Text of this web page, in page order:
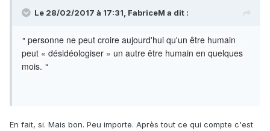
Le 28/02/2017 à 17:31, FabriceM a dit :
" personne ne peut croire aujourd'hui qu'un être humain
peut « désidéologiser » un autre être humain en quelques
mois. "
En fait, si. Mais bon. Peu importe. Après tout ce qui compte c'est